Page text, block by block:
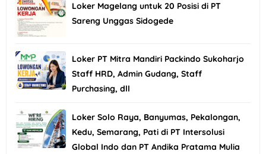
Loker Magelang untuk 20 Posisi di PT
Sareng Unggas Sidogede
Loker PT Mitra Mandiri Packindo Sukoharjo
Staff HRD, Admin Gudang, Staff
Purchasing, dll
Loker Solo Raya, Banyumas, Pekalongan,
Kedu, Semarang, Pati di PT Intersolusi
Global Indo dan PT Andika Pratama Mulia